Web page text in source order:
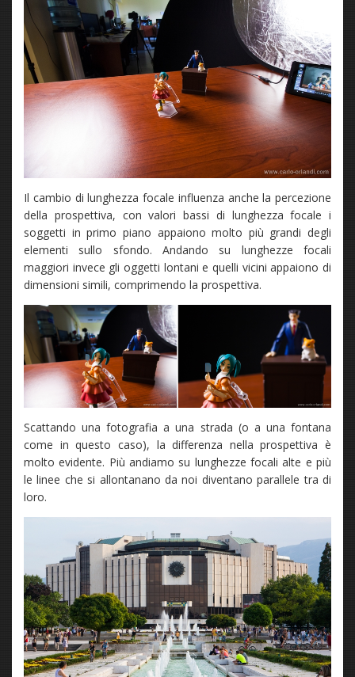
Il cambio di lunghezza focale influenza anche la percezione
della prospettiva, con valori bassi di lunghezza focale i
soggetti in primo piano appaiono molto più grandi degli
elementi sullo sfondo. Andando su lunghezze focali
maggiori invece gli oggetti lontani e quelli vicini appaiono di
dimensioni simili, comprimendo la prospettiva.
Scattando una fotografia a una strada (o a una fontana
come in questo caso), la differenza nella prospettiva è
molto evidente. Più andiamo su lunghezze focali alte e più
le linee che si allontanano da noi diventano parallele tra di
loro.